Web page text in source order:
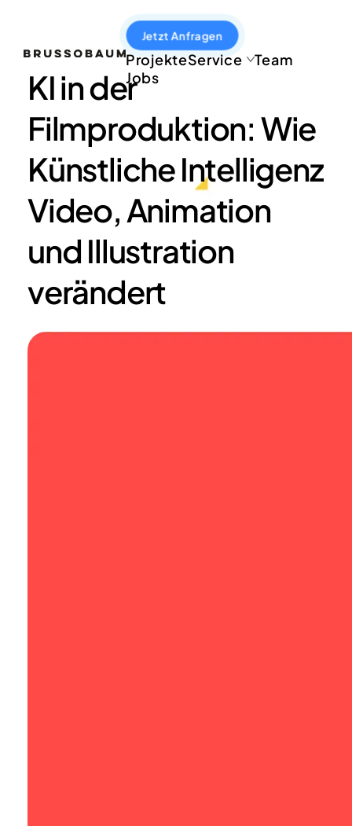
Jetzt Anfragen
ProjekteService
Motiondesign
Illustration
Team
Jobs
KI in der
Filmproduktion: Wie
Künstliche Intelligenz
Video, Animation
und Illustration
verändert